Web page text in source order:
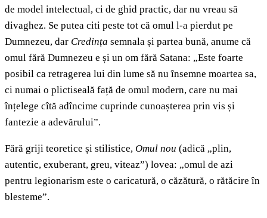
de model intelectual, ci de ghid practic, dar nu vreau să
divaghez. Se putea citi peste tot că omul l-a pierdut pe
Dumnezeu, dar Credința semnala și partea bună, anume că
omul fără Dumnezeu e și un om fără Satana: „Este foarte
posibil ca retragerea lui din lume să nu însemne moartea sa,
ci numai o plictiseală față de omul modern, care nu mai
înțelege cîtă adîncime cuprinde cunoașterea prin vis și
fantezie a adevărului”.
Fără griji teoretice și stilistice, Omul nou (adică „plin,
autentic, exuberant, greu, viteaz”) lovea: „omul de azi
pentru legionarism este o caricatură, o căzătură, o rătăcire în
blesteme”.